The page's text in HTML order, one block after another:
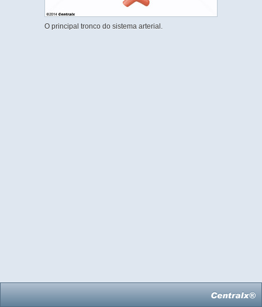
O principal tronco do sistema arterial.